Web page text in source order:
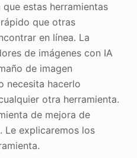
estas herramientas
que otras
en línea. La
de imágenes con IA
de imagen
necesita hacerlo
otra herramienta.
de mejora de
Le explicaremos los